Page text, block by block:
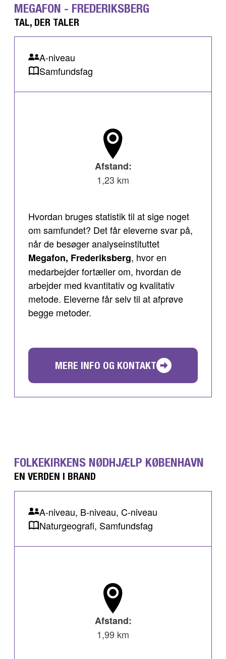
MEGAFON - FREDERIKSBERG
TAL, DER TALER
A-niveau
Samfundsfag
Afstand:
1,23 km
Hvordan bruges statistik til at sige noget
om samfundet? Det får eleverne svar på,
når de besøger analyseinstituttet
Megafon, Frederiksberg, hvor en
medarbejder fortæller om, hvordan de
arbejder med kvantitativ og kvalitativ
metode. Eleverne får selv til at afprøve
begge metoder.
MERE INFO OG KONTAKT
FOLKEKIRKENS NØDHJÆLP KØBENHAVN
EN VERDEN I BRAND
A-niveau, B-niveau, C-niveau
Naturgeografi, Samfundsfag
Afstand:
1,99 km